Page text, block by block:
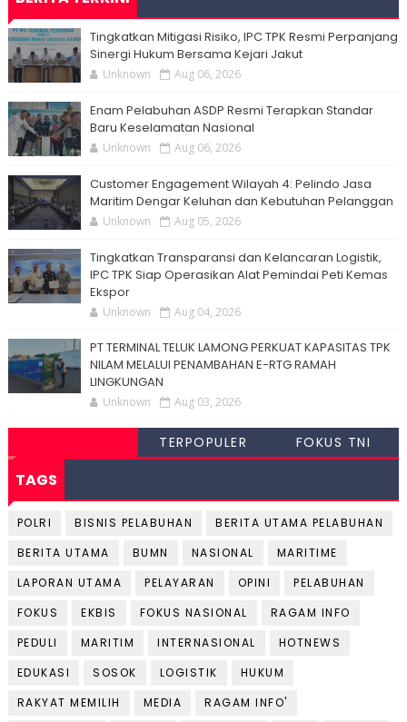
Tingkatkan Mitigasi Risiko, IPC TPK Resmi Perpanjang
Sinergi Hukum Bersama Kejari Jakut
Unknown Aug 06, 2026
Enam Pelabuhan ASDP Resmi Terapkan Standar
Baru Keselamatan Nasional
Unknown Aug 06, 2026
Customer Engagement Wilayah 4: Pelindo Jasa
Maritim Dengar Keluhan dan Kebutuhan Pelanggan
Unknown Aug 05, 2026
Tingkatkan Transparansi dan Kelancaran Logistik,
IPC TPK Siap Operasikan Alat Pemindai Peti Kemas
Ekspor
Unknown Aug 04, 2026
PT TERMINAL TELUK LAMONG PERKUAT KAPASITAS TPK
NILAM MELALUI PENAMBAHAN E-RTG RAMAH
LINGKUNGAN
Unknown Aug 03, 2026
TERPOPULER FOKUS TNI
TAGS
POLRI BISNIS PELABUHAN
BERITA UTAMA PELABUHAN
BERITA UTAMA
BUMN NASIONAL
MARITIME
LAPORAN UTAMA
PELAYARAN OPINI
PELABUHAN
FOKUS
EKBIS FOKUS NASIONAL
RAGAM INFO
PEDULI
MARITIM INTERNASIONAL
HOTNEWS
EDUKASI
SOSOK LOGISTIK
HUKUM
RAKYAT MEMILIH
MEDIA
RAGAM INFO'